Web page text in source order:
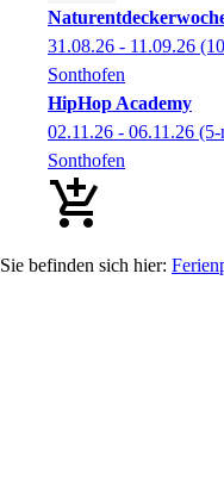
31.08.26 - 11.09.26
Sonthofen
HipHop Academy
02.11.26 - 06.11.26 (5-
Sonthofen